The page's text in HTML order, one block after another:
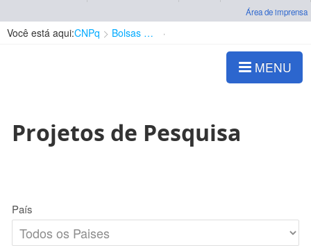
Área de imprensa
Você está aqui:CNPq Bolsas e Auxílios Vigentes
MENU
Projetos de Pesquisa
País